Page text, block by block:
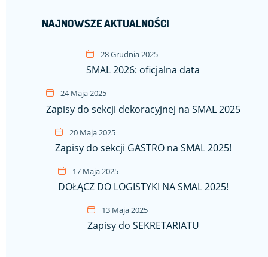
NAJNOWSZE AKTUALNOŚCI
28 Grudnia 2025
SMAL 2026: oficjalna data
24 Maja 2025
Zapisy do sekcji dekoracyjnej na SMAL 2025
20 Maja 2025
Zapisy do sekcji GASTRO na SMAL 2025!
17 Maja 2025
DOŁĄCZ DO LOGISTYKI NA SMAL 2025!
13 Maja 2025
Zapisy do SEKRETARIATU